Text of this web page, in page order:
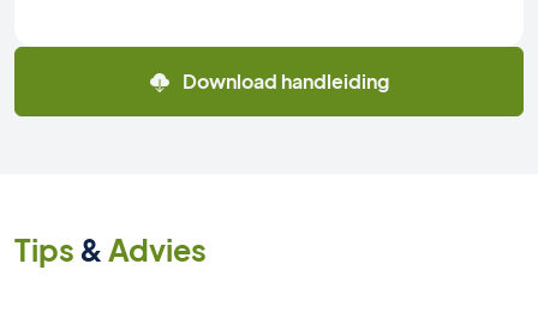
Download handleiding
Tips &Advies